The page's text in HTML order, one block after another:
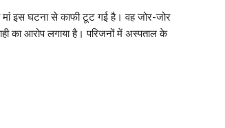
मां इस घटना से काफी टूट गई है। वह जोर-जोर
का आरोप लगाया है। परिजनों में अस्पताल के